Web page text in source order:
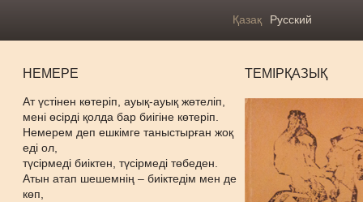
Қазақ Русский
НЕМЕРЕ
Ат үстінен көтеріп, ауық-ауық жөтеліп,
мені өсірді қолда бар биігіне көтеріп.
Немерем деп ешкімге таныстырған жоқ
еді ол,
түсірмеді биіктен, түсірмеді төбеден.
Атын атап шешемнің – биіктедім мен де
көп,
ТЕМІРҚАЗЫҚ